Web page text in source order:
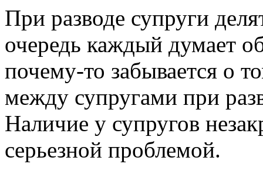
При разводе супруги
очередь каждый думает
почему-то забывается о
между супругами при
Наличие у супругов
серьезной проблемой.